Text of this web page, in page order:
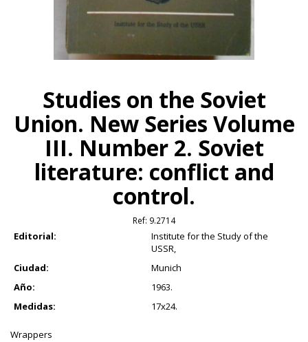
Studies on the Soviet
Union. New Series Volume
III. Number 2. Soviet
literature: conflict and
control.
Ref: 9.2714
Editorial:
Institute for the Study of the
USSR,
Ciudad:
Munich
Año:
1963.
Medidas:
17x24.
Wrappers